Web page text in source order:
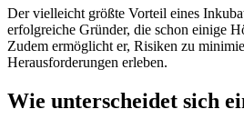
Der vielleicht größte Vorteil eines
erfolgreiche Gründer, die schon einige
Zudem ermöglicht er, Risiken zu
Herausforderungen erleben.
Wie unterscheidet sich